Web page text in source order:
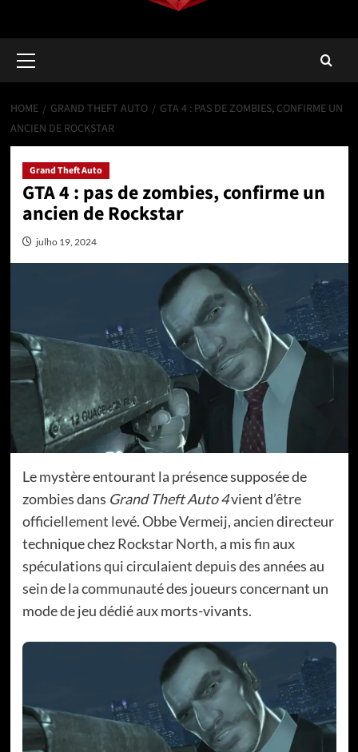
Menu
HOME GRAND THEFT AUTO
GTA 4 : PAS DE ZOMBIES, CONFIRME UN
ANCIEN DE ROCKSTAR
Grand Theft Auto
GTA 4 : pas de zombies, confirme un
ancien de Rockstar
julho 19, 2024
Le mystère entourant la présence supposée de
zombies dans Grand Theft Auto 4vient d’être
officiellement levé. Obbe Vermeij, ancien directeur
technique chez Rockstar North, a mis fin aux
spéculations qui circulaient depuis des années au
sein de la communauté des joueurs concernant un
mode de jeu dédié aux morts-vivants.